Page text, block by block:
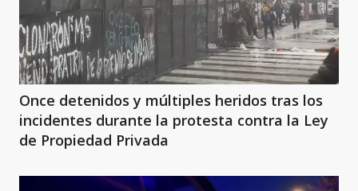
Once detenidos y múltiples heridos tras los
incidentes durante la protesta contra la Ley
de Propiedad Privada